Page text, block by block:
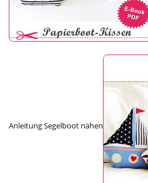
Anleitung Segelboot nähen